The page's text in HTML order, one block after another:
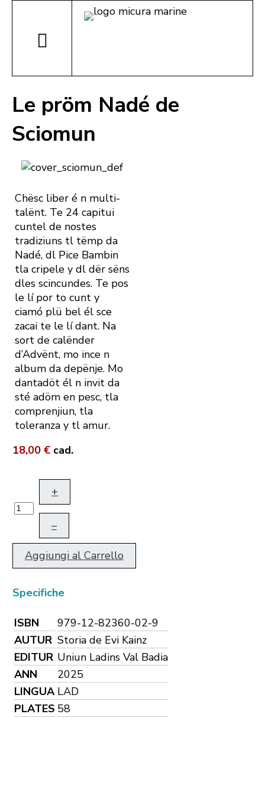
Le pröm Nadé de
Sciomun
Chësc liber é n multi-
talënt. Te 24 capitui
cuntel de nostes
tradiziuns tl tëmp da
Nadé, dl Pice Bambin
tla cripele y dl dër sëns
dles scincundes. Te pos
le lí por to cunt y
ciamó plü bel él sce
zacai te le lí dant. Na
sort de calënder
d’Advënt, mo ince n
album da depënje. Mo
dantadöt él n invit da
sté adöm en pesc, tla
comprenjiun, tla
toleranza y tl amur.
18,00 € cad.
+
–
Aggiungi al Carrello
Specifiche
ISBN
979-12-82360-02-9
AUTUR Storia de Evi Kainz
EDITUR Uniun Ladins Val Badia
ANN
2025
LINGUA LAD
PLATES 58